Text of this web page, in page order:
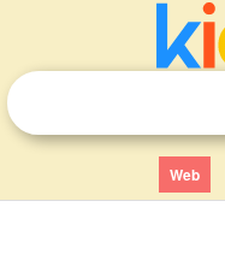
Web